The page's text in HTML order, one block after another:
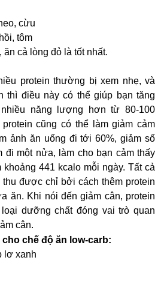
cừu
tôm
cả lòng đỏ là tốt nhất.
protein thường bị xem nhẹ, và
thì điều này có thể giúp bạn tăng
năng lượng hơn từ 80-100
cũng có thể làm giảm cảm
ảnh ăn uống đi tới 60%, giảm số
đi một nửa, làm cho bạn cảm thấy
441 kcalo mỗi ngày. Tất cả
được chỉ bởi cách thêm protein
ăn. Khi nói đến giảm cân, protein
dưỡng chất đóng vai trò quan
cân.
chế độ ăn low-carb:
lơ xanh